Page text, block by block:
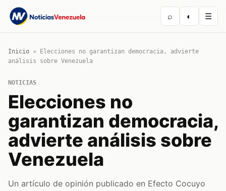
⌕ ◐ ☰
Inicio »
Elecciones no garantizan democracia, advierte
análisis sobre Venezuela
NOTICIAS
Elecciones no
garantizan democracia,
advierte análisis sobre
Venezuela
Un artículo de opinión publicado en Efecto Cocuyo